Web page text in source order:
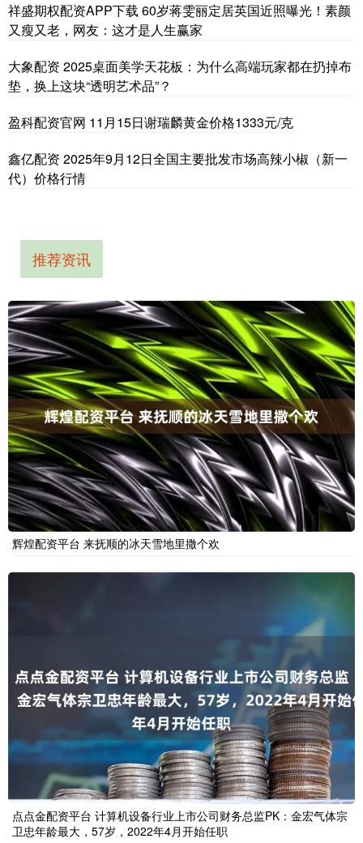
祥盛期权配资APP下载 60岁蒋雯丽定居英国近照曝光！素颜
又瘦又老，网友：这才是人生赢家
大象配资 2025桌面美学天花板：为什么高端玩家都在扔掉布
垫，换上这块“透明艺术品”？
盈科配资官网 11月15日谢瑞麟黄金价格1333元/克
鑫亿配资 2025年9月12日全国主要批发市场高辣小椒（新一
代）价格行情
推荐资讯
辉煌配资平台 来抚顺的冰天雪地里撒个欢
点点金配资平台 计算机设备行业上市公司财务总监PK：金宏气体宗
卫忠年龄最大，57岁，2022年4月开始任职